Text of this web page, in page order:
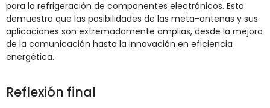
para la refrigeración de componentes electrónicos. Esto
demuestra que las posibilidades de las meta-antenas y sus
aplicaciones son extremadamente amplias, desde la mejora
de la comunicación hasta la innovación en eficiencia
energética.
Reflexión final